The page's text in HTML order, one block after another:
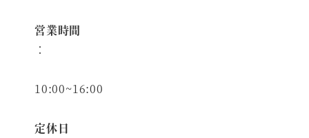
営業時間
：
10:00~16:00
定休日